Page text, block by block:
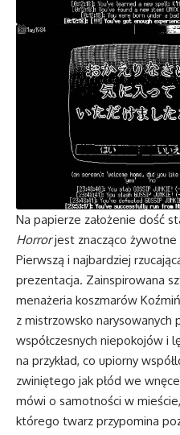
Na papierze założenie dość
Horrorjest znacząco żywotne
Pierwszą i najbardziej
prezentacja. Zainspirowana
menażeria koszmarów
z mistrzowsko narysowanych
współczesnych niepokojów i
na przykład, co upiorny
zwiniętego jak płód we
mówi o samotności w
którego twarz przypomina